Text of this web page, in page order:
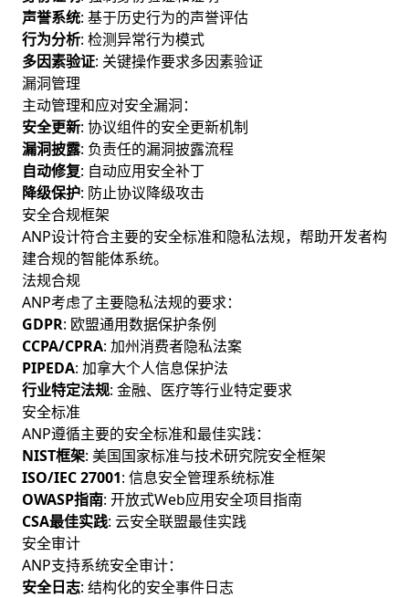
声誉系统: 基于历史行为的声誉评估
行为分析: 检测异常行为模式
多因素验证: 关键操作要求多因素验证
漏洞管理
主动管理和应对安全漏洞：
安全更新: 协议组件的安全更新机制
漏洞披露: 负责任的漏洞披露流程
自动修复: 自动应用安全补丁
降级保护: 防止协议降级攻击
安全合规框架
ANP设计符合主要的安全标准和隐私法规，帮助开发者构
建合规的智能体系统。
法规合规
ANP考虑了主要隐私法规的要求：
GDPR: 欧盟通用数据保护条例
CCPA/CPRA: 加州消费者隐私法案
PIPEDA: 加拿大个人信息保护法
行业特定法规: 金融、医疗等行业特定要求
安全标准
ANP遵循主要的安全标准和最佳实践：
NIST框架: 美国国家标准与技术研究院安全框架
ISO/IEC 27001: 信息安全管理系统标准
OWASP指南: 开放式Web应用安全项目指南
CSA最佳实践: 云安全联盟最佳实践
安全审计
ANP支持系统安全审计：
安全日志: 结构化的安全事件日志